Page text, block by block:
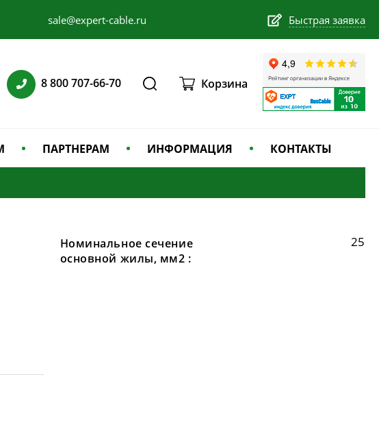
sale@expert-cable.ru Быстрая заявка
8 800 707-66-70 Корзина
ПАРТНЕРАМ ИНФОРМАЦИЯ КОНТАКТЫ
Номинальное сечение
основной жилы, мм2 :
25